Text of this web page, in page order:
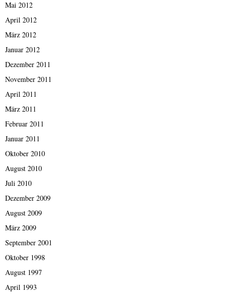
Mai 2012
April 2012
März 2012
Januar 2012
Dezember 2011
November 2011
April 2011
März 2011
Februar 2011
Januar 2011
Oktober 2010
August 2010
Juli 2010
Dezember 2009
August 2009
März 2009
September 2001
Oktober 1998
August 1997
April 1993